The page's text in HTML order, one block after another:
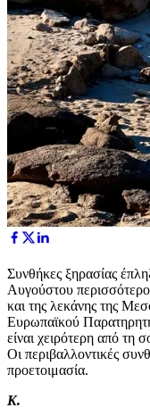
Συνθήκες ξηρασίας
Αυγούστου
και της λεκάνης της
Ευρωπαϊκού
είναι χειρότερη από τη
Οι περιβαλλοντικές
προετοιμασία.
Κ.